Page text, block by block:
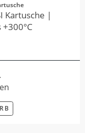
Kartusche |